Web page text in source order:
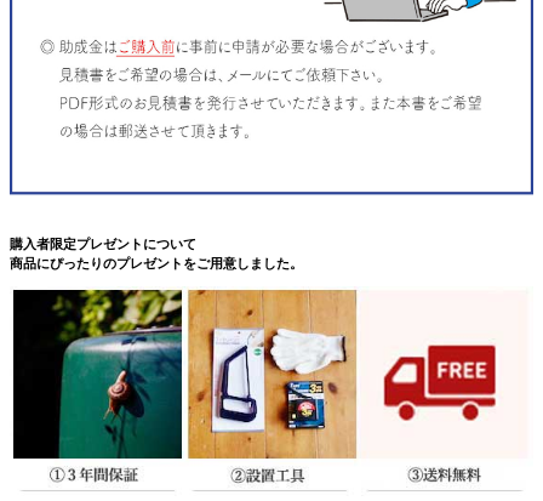
購入者限定プレゼントについて
商品にぴったりのプレゼントをご用意しました。